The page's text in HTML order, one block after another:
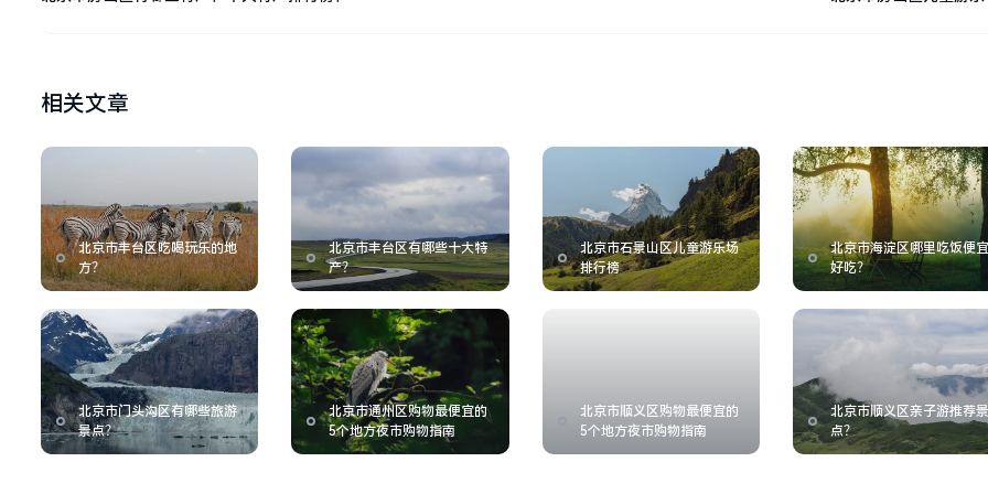
相关文章
北京市丰台区吃喝玩乐的地
方？
北京市丰台区有哪些十大特
产？
北京市石景山区儿童游乐场
排行榜
北京市海淀区哪里吃饭便宜
好吃？
北京市门头沟区有哪些旅游
景点？
北京市通州区购物最便宜的
5个地方夜市购物指南
北京市顺义区购物最便宜的
5个地方夜市购物指南
北京市顺义区亲子游推荐景
点？